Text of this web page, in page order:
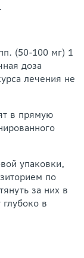
(50-100 мг) 1
доза
лечения не
в прямую
упаковки,
по
за них в
в